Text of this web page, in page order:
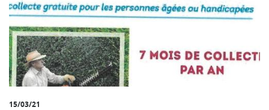
15/03/21